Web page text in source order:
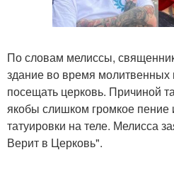
По словам мелиссы,
здание во время молитвенных
посещать церковь. Причиной
якобы слишком громкое пение
татуировки на теле. Мелисса
Верит в Церковь".